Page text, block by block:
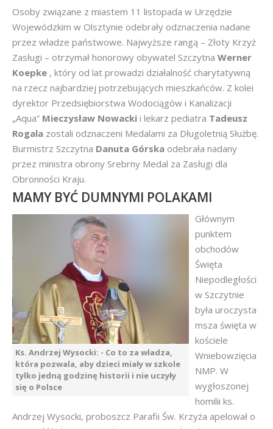
Osoby związane z miastem 11 listopada w Urzędzie
Wojewódzkim w Olsztynie odebrały odznaczenia nadane
przez władze państwowe. Najwyższe rangą – Złoty Krzyż
Zasługi – otrzymał honorowy obywatel Szczytna Werner
Koepke , który od lat prowadzi działalność charytatywną
na rzecz najbardziej potrzebujących mieszkańców. Z kolei
dyrektor Przedsiębiorstwa Wodociągów i Kanalizacji
„Aqua” Mieczysław Nowacki i lekarz pediatra Tadeusz
Rogala zostali odznaczeni Medalami za Długoletnią Służbę.
Burmistrz Szczytna Danuta Górska odebrała nadany
przez ministra obrony Srebrny Medal za Zasługi dla
Obronności Kraju.
MAMY BYĆ DUMNYMI POLAKAMI
Ks. Andrzej Wysocki: - Co to za władza,
która pozwala, aby dzieci miały w szkole
tylko jedną godzinę historii i nie uczyły
się o Polsce
Głównym
punktem
obchodów
Święta
Niepodległości
w Szczytnie
była uroczysta
msza święta w
kościele
Wniebowzięcia
NMP. W
wygłoszonej
homilii ks.
Andrzej Wysocki, proboszcz Parafii Św. Krzyża apelował o